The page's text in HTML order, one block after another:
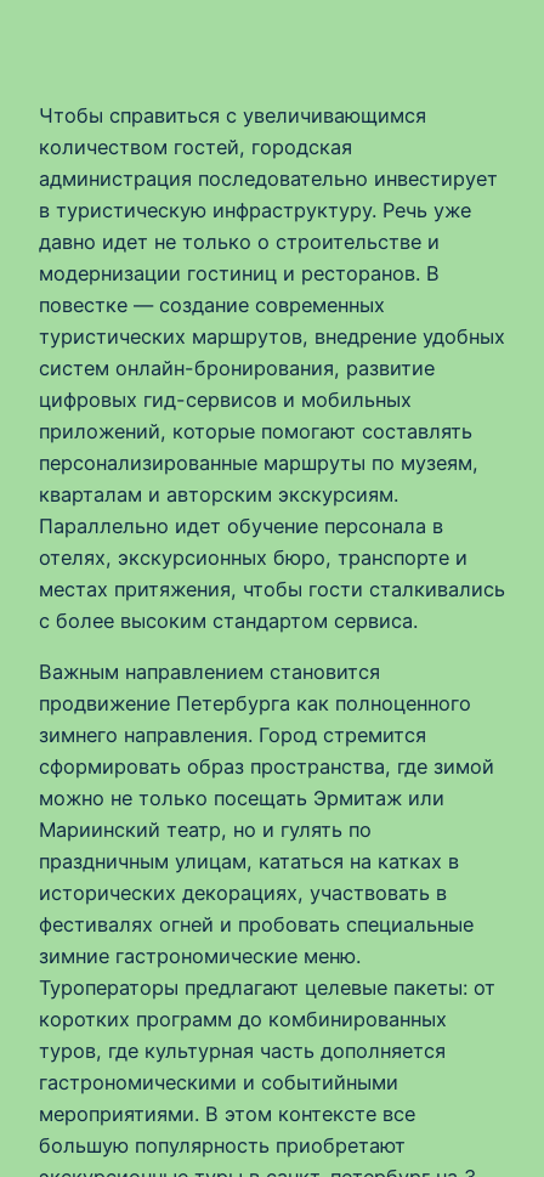
Чтобы справиться с увеличивающимся
количеством гостей, городская
администрация последовательно инвестирует
в туристическую инфраструктуру. Речь уже
давно идет не только о строительстве и
модернизации гостиниц и ресторанов. В
повестке — создание современных
туристических маршрутов, внедрение удобных
систем онлайн-бронирования, развитие
цифровых гид-сервисов и мобильных
приложений, которые помогают составлять
персонализированные маршруты по музеям,
кварталам и авторским экскурсиям.
Параллельно идет обучение персонала в
отелях, экскурсионных бюро, транспорте и
местах притяжения, чтобы гости сталкивались
с более высоким стандартом сервиса.
Важным направлением становится
продвижение Петербурга как полноценного
зимнего направления. Город стремится
сформировать образ пространства, где зимой
можно не только посещать Эрмитаж или
Мариинский театр, но и гулять по
праздничным улицам, кататься на катках в
исторических декорациях, участвовать в
фестивалях огней и пробовать специальные
зимние гастрономические меню.
Туроператоры предлагают целевые пакеты: от
коротких программ до комбинированных
туров, где культурная часть дополняется
гастрономическими и событийными
мероприятиями. В этом контексте все
большую популярность приобретают